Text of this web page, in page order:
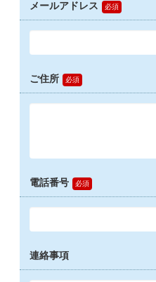
メールアドレス
ご住所
電話番号
連絡事項